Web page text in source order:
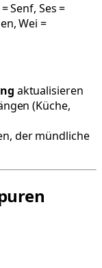
Senf, Ses =
Wei =
aktualisieren
(Küche,
der mündliche